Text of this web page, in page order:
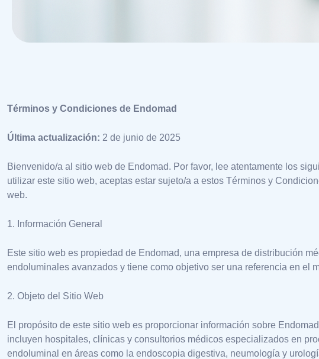
Términos y Condiciones de Endomad
Última actualización: 2 de junio de 2025
Bienvenido/a al sitio web de Endomad. Por favor, lee atentamente los
utilizar este sitio web, aceptas estar sujeto/a a estos Términos y
web.
1. Información General
Este sitio web es propiedad de Endomad, una empresa de distribución
endoluminales avanzados y tiene como objetivo ser una referencia en el
2. Objeto del Sitio Web
El propósito de este sitio web es proporcionar información sobre
incluyen hospitales, clínicas y consultorios médicos especializados en
endoluminal en áreas como la endoscopia digestiva, neumología y